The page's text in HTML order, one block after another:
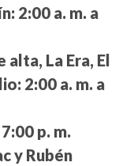
2:00 a. m. a
La Era, El
2:00 a. m. a
p. m.
y Rubén